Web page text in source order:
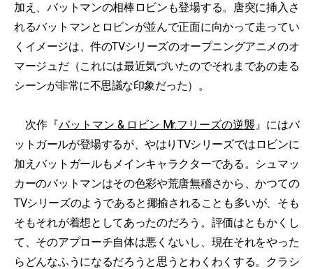
加え、バットマンの相棒ロビンも登場する。唐突に挿入さ
れるバットマンとロビンが並んで正面に向かって走ってい
くイメージは、件のTVシリーズのオープニングアニメのオ
マージュだ（これには最近気づいたのでそれまであの走る
シーンが非常に不思議な印象だった）。
次作『バットマン & ロビン Mr.フリーズの逆襲』にはバ
ットガールが登場するが、やはりTVシリーズではロビンに
加えバットガールもメインキャラクターである。シュマッ
カーのバットマンはその色彩や荒唐無稽さから、かつての
TVシリーズのようであると揶揄されることも多いが、そも
そもそれが着想としてあったのだろう。評価はともかくし
て、そのアプローチ自体は悪くないし、現在それをやった
らどんなふうになるだろうと思うとわくわくする。クラシ